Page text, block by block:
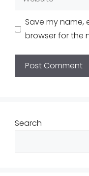
Save my name,
browser for the
Search